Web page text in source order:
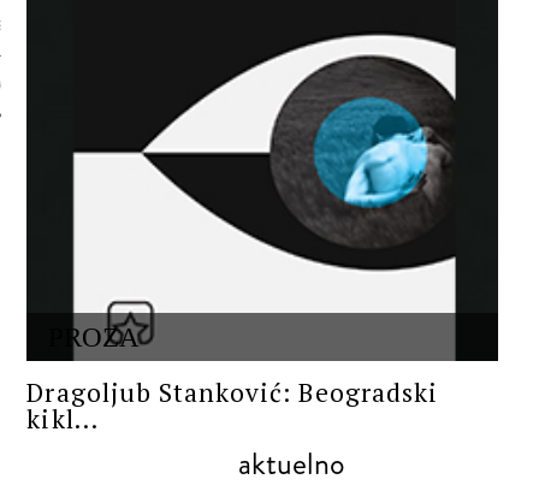
PROZA
Dragoljub Stanković: Beogradski
kikl...
aktuelno